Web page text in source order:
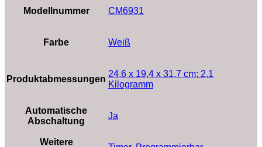
Modellnummer ‎CM6931
Farbe ‎Weiß
Produktabmessungen
‎24,6 x 19,4 x 31,7 cm; 2,1
Kilogramm
Automatische
Abschaltung
‎Ja
Weitere